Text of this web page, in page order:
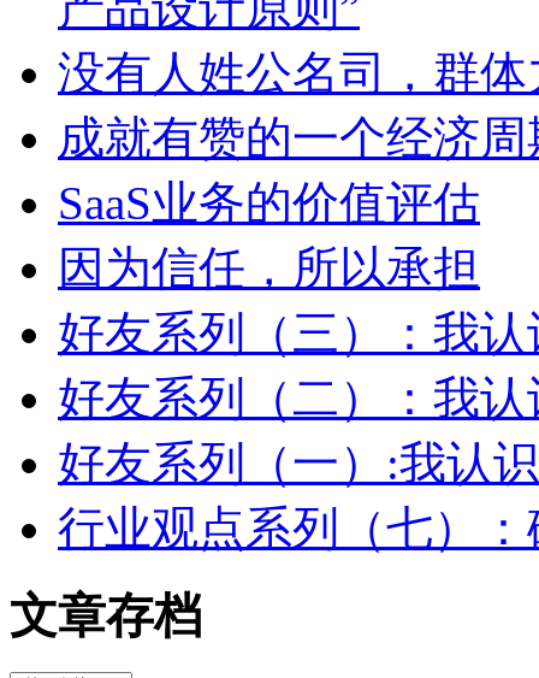
没有人姓公名司，群
成就有赞的一个经济
SaaS业务的价值评估
因为信任，所以承担
好友系列（三）：我
好友系列（二）：我认
好友系列（一）:我认
行业观点系列（七）
文章存档